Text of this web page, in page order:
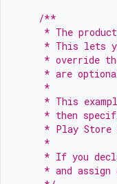
/**
* The
* This lets
* override
* are
     *
* This
* then
* Play Store
     *
* If you
* and assign